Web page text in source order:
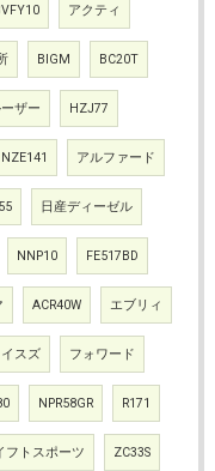
アクティ
BIGM BC20T
ザー HZJ77
NZE141 アルファード
日産ディーゼル
NNP10 FE517BD
ACR40W エブリィ
イスズ フォワード
NPR58GR R171
フトスポーツ ZC33S